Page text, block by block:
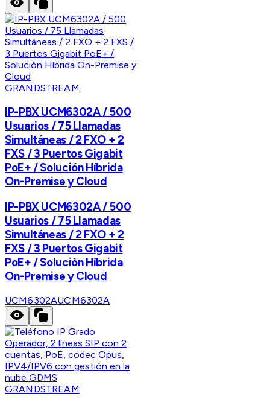
GRANDSTREAM
IP-PBX UCM6302A / 500
Usuarios / 75 Llamadas
Simultáneas / 2 FXO + 2
FXS / 3 Puertos Gigabit
PoE+ / Solución Híbrida
On-Premise y Cloud
IP-PBX UCM6302A / 500
Usuarios / 75 Llamadas
Simultáneas / 2 FXO + 2
FXS / 3 Puertos Gigabit
PoE+ / Solución Híbrida
On-Premise y Cloud
UCM6302AUCM6302A
GRANDSTREAM